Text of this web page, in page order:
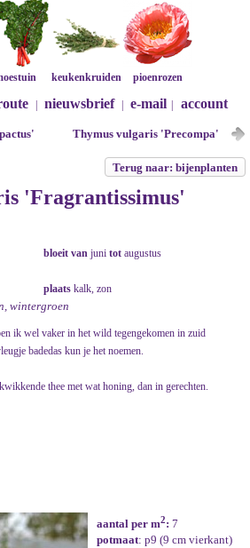
keukenkruiden pioenrozen
nieuwsbrief e-mail account
Thymus vulgaris 'Precompa'
Terug naar: bijenplanten
'Fragrantissimus'
bloeit van juni tot augustus
plaats kalk, zon
wintergroen
ik wel vaker in het wild tegengekomen in zuid
badedas kun je het noemen.
thee met wat honing, dan in gerechten.
aantal per m2: 7
potmaat: p9 (9 cm vierkant)